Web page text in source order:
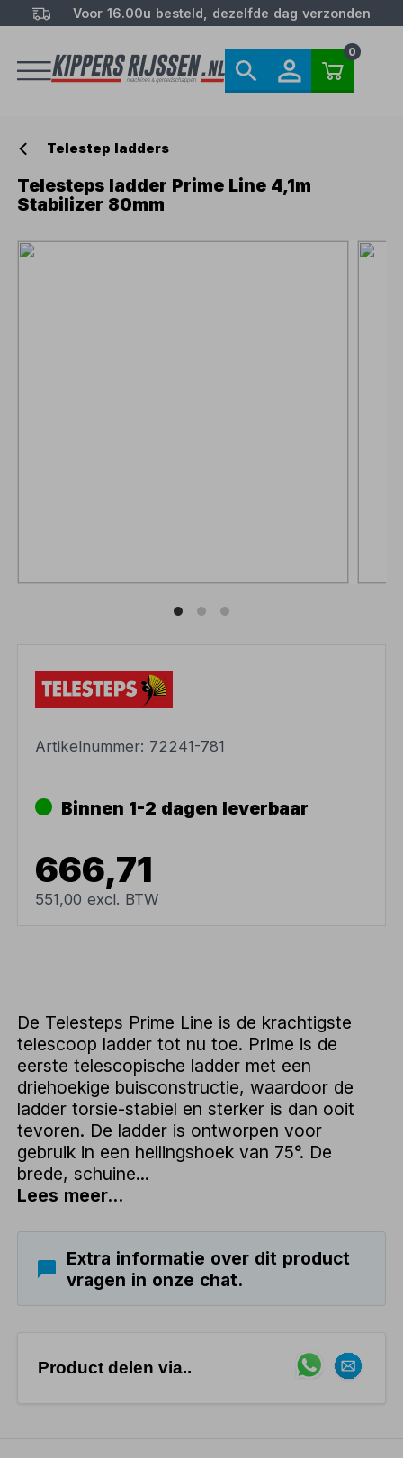
Voor 16.00u besteld, dezelfde dag verzonden
0
Telestep ladders
Telesteps ladder Prime Line 4,1m
Stabilizer 80mm
Artikelnummer: 72241-781
Binnen 1-2 dagen leverbaar
666,71
551,00 excl. BTW
De Telesteps Prime Line is de krachtigste
telescoop ladder tot nu toe. Prime is de
eerste telescopische ladder met een
driehoekige buisconstructie, waardoor de
ladder torsie-stabiel en sterker is dan ooit
tevoren. De ladder is ontworpen voor
gebruik in een hellingshoek van 75°. De
brede, schuine...
Lees meer...
Extra informatie over dit product
vragen in onze chat.
Product delen via..